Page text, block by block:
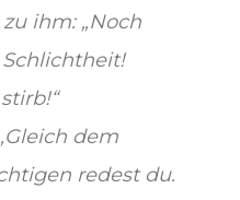
ihm: „Noch
dem
redest du.